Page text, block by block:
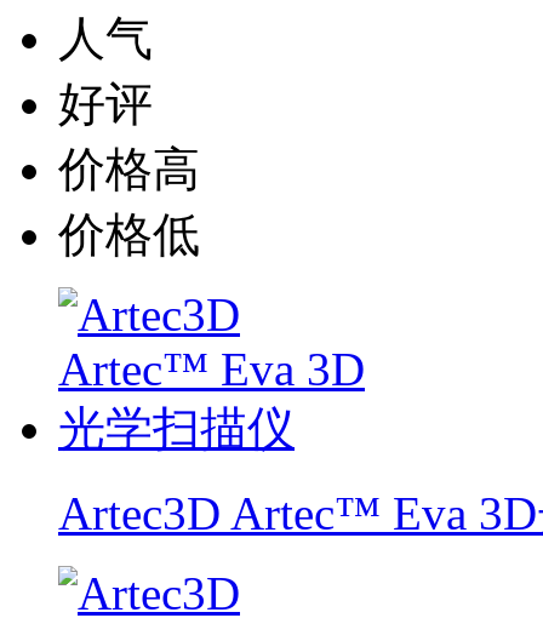
人气
好评
价格高
价格低
Artec3D Artec™ Eva